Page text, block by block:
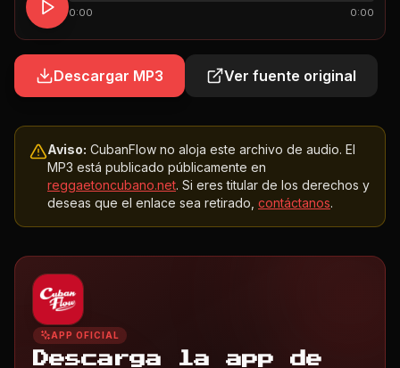
0:00 0:00
Descargar MP3 Ver fuente original
Aviso: CubanFlow no aloja este archivo de audio. El
MP3 está publicado públicamente en
reggaetoncubano.net. Si eres titular de los derechos y
deseas que el enlace sea retirado, contáctanos.
APP OFICIAL
Descarga la app de